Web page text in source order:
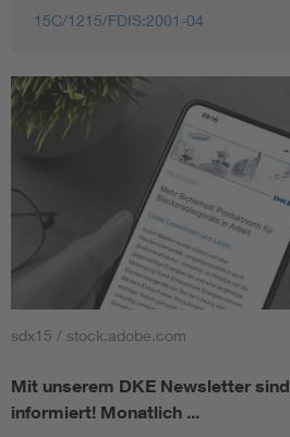
15C/1215/FDIS:2001-04
sdx15 / stock.adobe.com
Mit unserem DKE Newsletter
informiert! Monatlich ...